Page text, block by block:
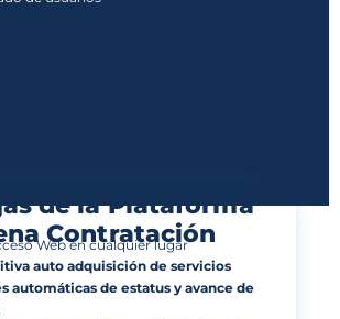
de la Plataforma
Contratación
Web en cualquier lugar
auto adquisición de servicios
automáticas de estatus y avance de